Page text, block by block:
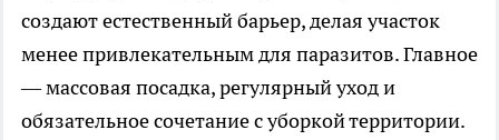
создают естественный барьер, делая участок
менее привлекательным для паразитов. Главное
— массовая посадка, регулярный уход и
обязательное сочетание с уборкой территории.